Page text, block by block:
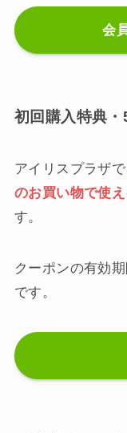
会
初回購入特典
アイリスプラザで
のお買い物で使
す。
クーポンの有効
です。